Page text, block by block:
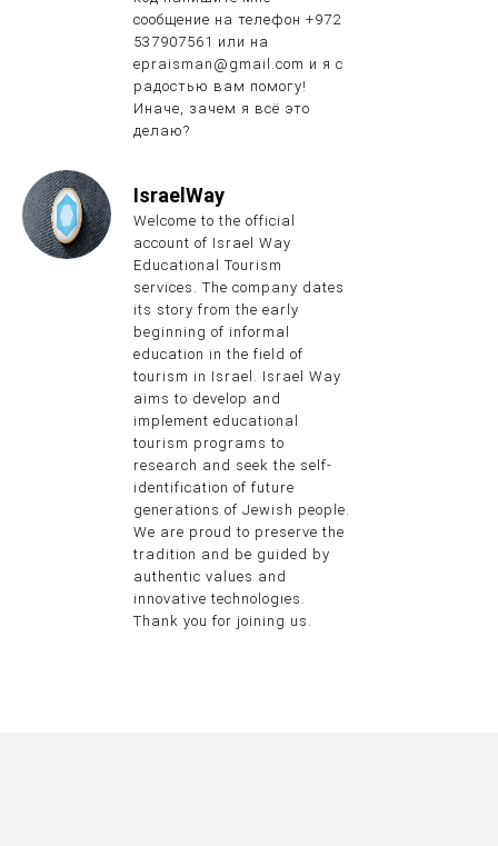
сообщение на телефон +972
537907561 или на
epraisman@gmail.com и я с
радостью вам помогу!
Иначе, зачем я всё это
делаю?
IsraelWay
Welcome to the official
account of Israel Way
Educational Tourism
services. The company dates
its story from the early
beginning of informal
education in the field of
tourism in Israel. Israel Way
aims to develop and
implement educational
tourism programs to
research and seek the self-
identification of future
generations of Jewish people.
We are proud to preserve the
tradition and be guided by
authentic values and
innovative technologies.
Thank you for joining us.